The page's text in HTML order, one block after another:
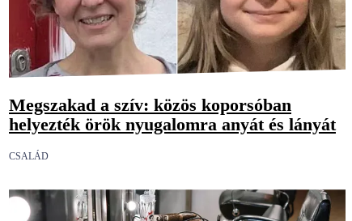
Megszakad a szív: közös koporsóban
helyezték örök nyugalomra anyát és lányát
CSALÁD